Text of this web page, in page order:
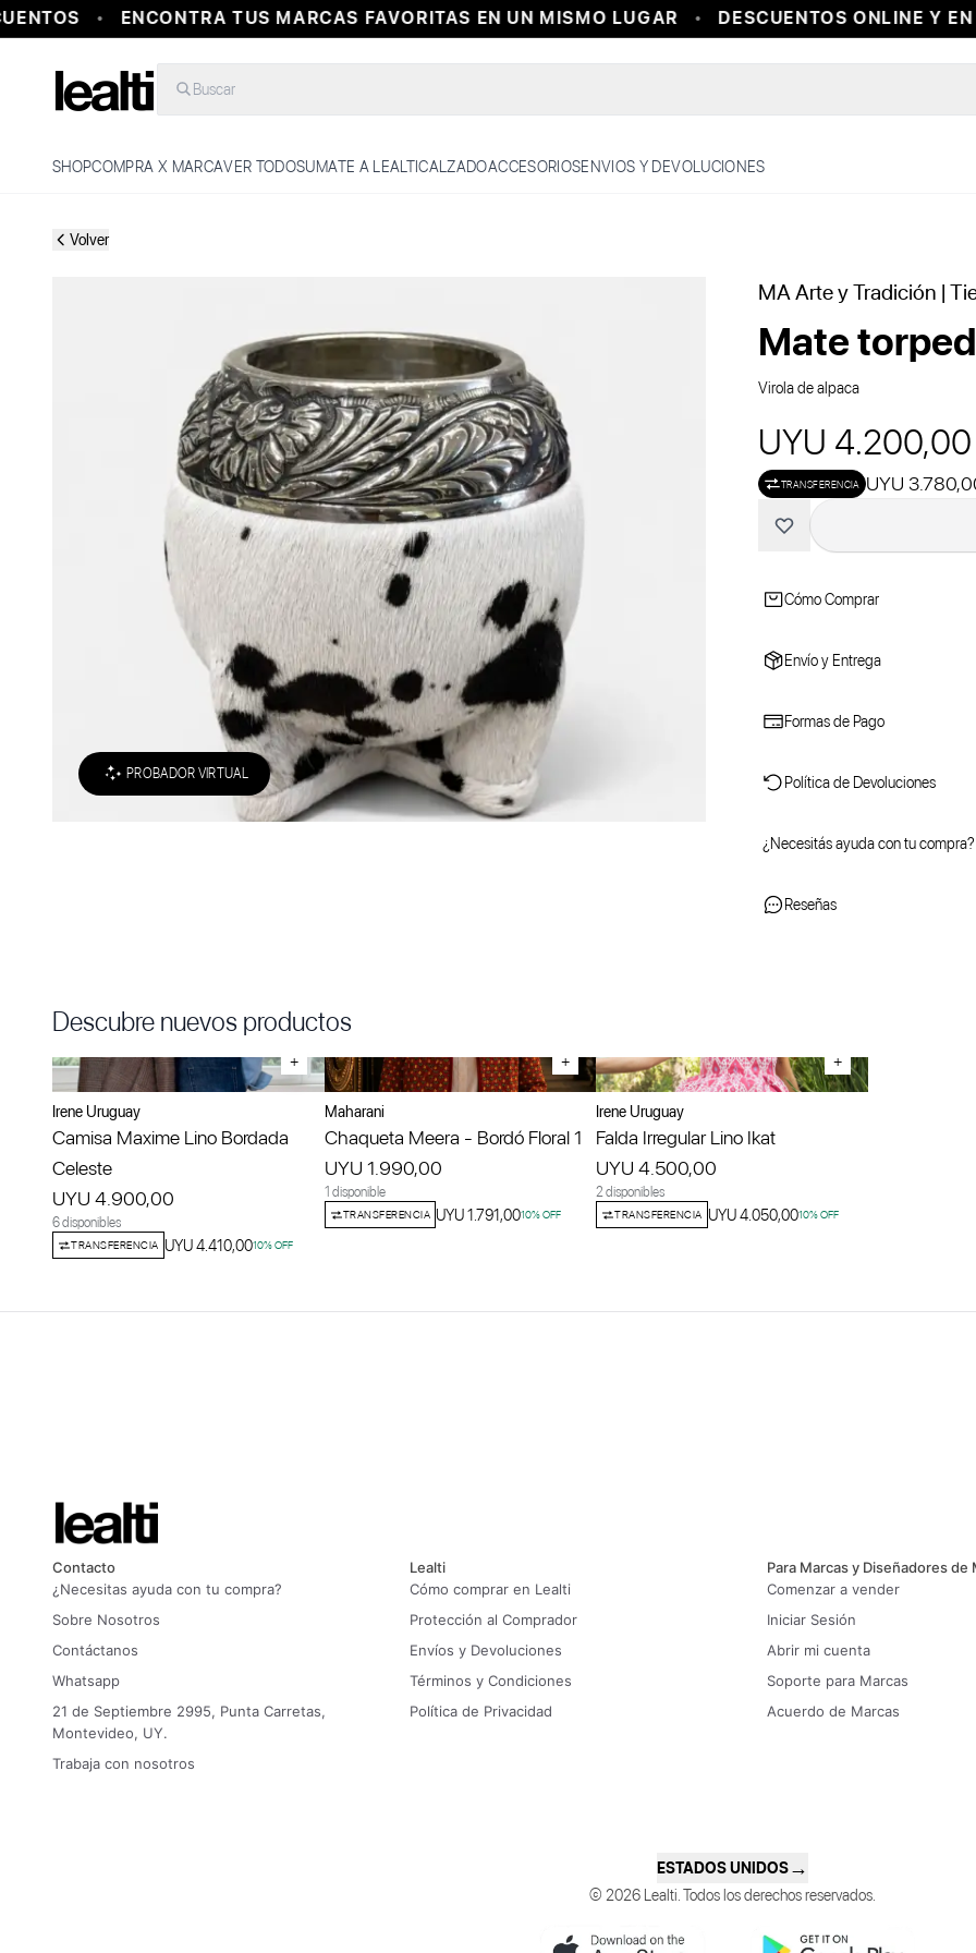
ENCONTRA TUS MARCAS FAVORITAS EN UN MISMO LUGAR DESCUENTOS ONLINE Y EN
Buscar
SHOPCOMPRA X MARCAVER TODOSUMATE A LEALTICALZADOACCESORIOSENVIOS Y DEVOLUCIONES
Volver
PROBADOR VIRTUAL
MA Arte y Tradición |
Mate
Virola de alpaca
UYU 4.200,00
TRANSFERENCIA UYU
Cómo Comprar
Envío y Entrega
Formas de Pago
Política de Devoluciones
¿Necesitás ayuda con tu compra?
Reseñas
Descubre nuevos productos
+
Irene Uruguay
Camisa Maxime Lino Bordada
Celeste
UYU 4.900,00
6 disponibles
TRANSFERENCIA UYU 4.410,0010% OFF
+
Maharani
Chaqueta Meera - Bordó Floral 1
UYU 1.990,00
1 disponible
TRANSFERENCIA UYU 1.791,0010% OFF
+
Irene Uruguay
Falda Irregular Lino Ikat
UYU 4.500,00
2 disponibles
TRANSFERENCIA UYU 4.050,0010% OFF
Contacto
¿Necesitas ayuda con tu compra?
Sobre Nosotros
Contáctanos
Whatsapp
21 de Septiembre 2995, Punta Carretas,
Montevideo, UY.
Trabaja con nosotros
Lealti
Cómo comprar en Lealti
Protección al Comprador
Envíos y Devoluciones
Términos y Condiciones
Política de Privacidad
Para Marcas y Diseñadores de
Comenzar a vender
Iniciar Sesión
Abrir mi cuenta
Soporte para Marcas
Acuerdo de Marcas
ESTADOS UNIDOS→
© 2026 Lealti. Todos los derechos reservados.